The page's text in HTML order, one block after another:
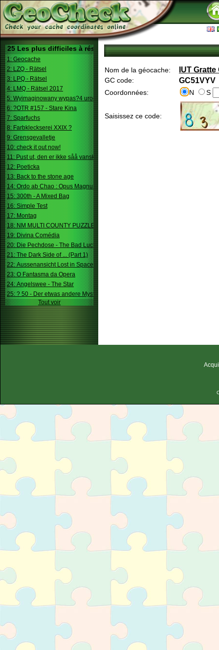
25 Les plus difficiles à résoudre
1: Geocache
2: LZQ - Rätsel
3: LPQ - Rätsel
4: LMQ - Rätsel 2017
5: Wyimaginowany wypas?4 urodziny
6: ?OTR #157 - Stare Kina
7: Sparfuchs
8: Farbkleckserei XXIX ?
9: Grensgevalletje
10: check it out now!
11: Pust ut, den er ikke såå vanskelig.
12: Poeticka
13: Back to the stone age
14: Ordo ab Chao : Opus Magnum
15: 300th - A Mixed Bag
16: Simple Test
17: Montag
18: NM MULTI COUNTY PUZZLE
19: Divina Comédia
20: Die Pechdose - The Bad Luck Box
21: The Dark Side of ... (Part 1)
22: Aussenansicht Lost in Space
23: O Fantasma da Opera
24: Angelswee - The Star
25: ? 50 - Der etwas andere Mystery
Tout voir
Nom de la géocache: IUT Gratte
GC code: GC51VYV
Coordonnées: N S
Saisissez ce code: